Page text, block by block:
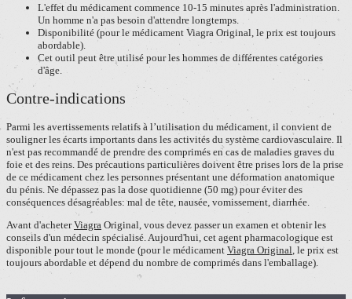
L'effet du médicament commence 10-15 minutes après l'administration.
Un homme n'a pas besoin d'attendre longtemps.
Disponibilité (pour le médicament Viagra Original, le prix est toujours
abordable).
Cet outil peut être utilisé pour les hommes de différentes catégories
d'âge.
Contre-indications
Parmi les avertissements relatifs à l’utilisation du médicament, il convient de
souligner les écarts importants dans les activités du système cardiovasculaire. Il
n'est pas recommandé de prendre des comprimés en cas de maladies graves du
foie et des reins. Des précautions particulières doivent être prises lors de la prise
de ce médicament chez les personnes présentant une déformation anatomique
du pénis. Ne dépassez pas la dose quotidienne (50 mg) pour éviter des
conséquences désagréables: mal de tête, nausée, vomissement, diarrhée.
Avant d'acheterViagra Original, vous devez passer un examen et obtenir les
conseils d'un médecin spécialisé. Aujourd'hui, cet agent pharmacologique est
disponible pour tout le monde (pour le médicament Viagra Original , le prix est
toujours abordable et dépend du nombre de comprimés dans l'emballage).